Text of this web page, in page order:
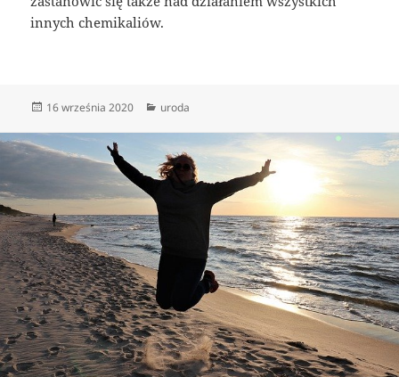
innych chemikaliów.
Data
16 września 2020 Kategorie
uroda